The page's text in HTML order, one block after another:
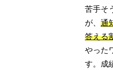
苦手そ
が、 通
答える
やった
す。成